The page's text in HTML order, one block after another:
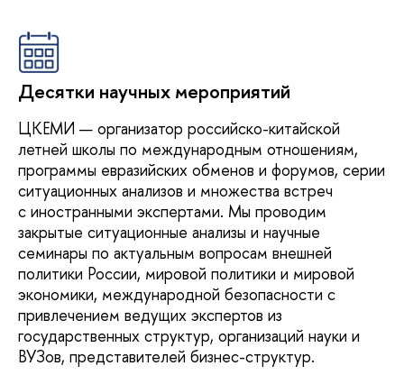
Десятки научных мероприятий
ЦКЕМИ — организатор российско-китайской
летней школы по международным отношениям,
программы евразийских обменов и форумов, серии
ситуационных анализов и множества встреч
с иностранными экспертами. Мы проводим
закрытые ситуационные анализы и научные
семинары по актуальным вопросам внешней
политики России, мировой политики и мировой
экономики, международной безопасности с
привлечением ведущих экспертов из
государственных структур, организаций науки и
ВУЗов, представителей бизнес-структур.